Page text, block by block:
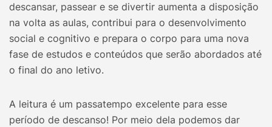
descansar, passear e se divertir aumenta a disposição
na volta as aulas, contribui para o desenvolvimento
social e cognitivo e prepara o corpo para uma nova
fase de estudos e conteúdos que serão abordados até
o final do ano letivo.
A leitura é um passatempo excelente para esse
período de descanso! Por meio dela podemos dar